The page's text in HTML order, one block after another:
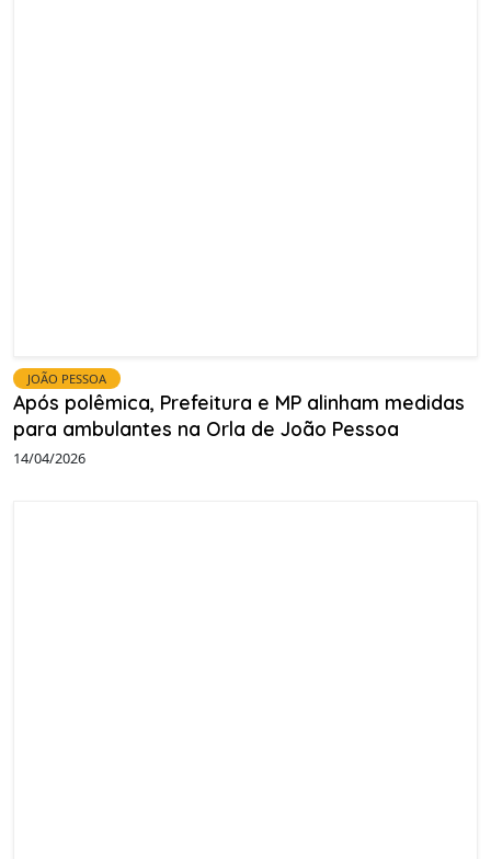
JOÃO PESSOA
Após polêmica, Prefeitura e MP alinham medidas
para ambulantes na Orla de João Pessoa
14/04/2026